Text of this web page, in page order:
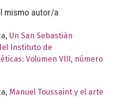
mismo autor/a
Un San Sebastián
Instituto de
Volumen VIII, número
Manuel Toussaint y el arte